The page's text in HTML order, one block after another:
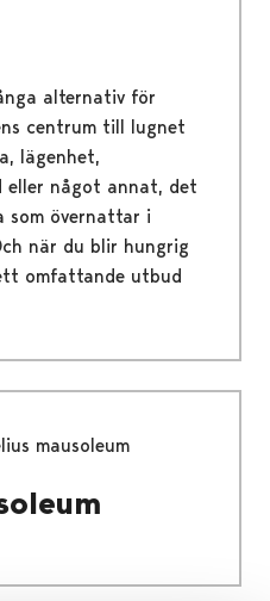
alternativ för
centrum till lugnet
lägenhet,
eller något annat, det
övernattar i
när du blir hungrig
omfattande utbud
mausoleum